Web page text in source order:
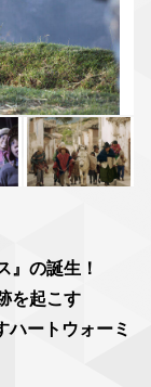
』の誕⽣！
を起こす
ハートウォーミ